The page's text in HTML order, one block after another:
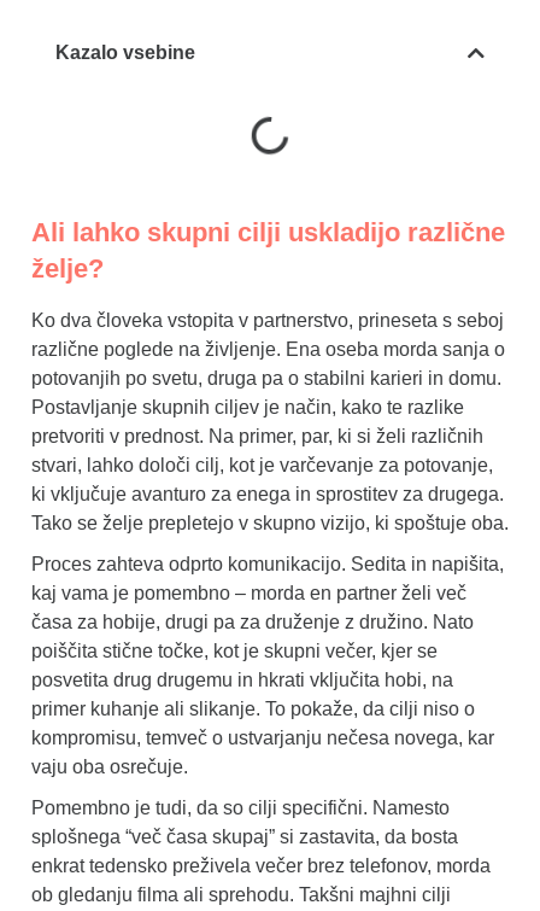
Kazalo vsebine
Ali lahko skupni cilji uskladijo različne
želje?
Ko dva človeka vstopita v partnerstvo, prineseta s seboj
različne poglede na življenje. Ena oseba morda sanja o
potovanjih po svetu, druga pa o stabilni karieri in domu.
Postavljanje skupnih ciljev je način, kako te razlike
pretvoriti v prednost. Na primer, par, ki si želi različnih
stvari, lahko določi cilj, kot je varčevanje za potovanje,
ki vključuje avanturo za enega in sprostitev za drugega.
Tako se želje prepletejo v skupno vizijo, ki spoštuje oba.
Proces zahteva odprto komunikacijo. Sedita in napišita,
kaj vama je pomembno – morda en partner želi več
časa za hobije, drugi pa za druženje z družino. Nato
poiščita stične točke, kot je skupni večer, kjer se
posvetita drug drugemu in hkrati vključita hobi, na
primer kuhanje ali slikanje. To pokaže, da cilji niso o
kompromisu, temveč o ustvarjanju nečesa novega, kar
vaju oba osrečuje.
Pomembno je tudi, da so cilji specifični. Namesto
splošnega “več časa skupaj” si zastavita, da bosta
enkrat tedensko preživela večer brez telefonov, morda
ob gledanju filma ali sprehodu. Takšni majhni cilji